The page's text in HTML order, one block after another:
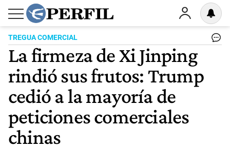
TREGUA COMERCIAL
La firmeza de Xi Jinping
rindió sus frutos: Trump
cedió a la mayoría de
peticiones comerciales
chinas